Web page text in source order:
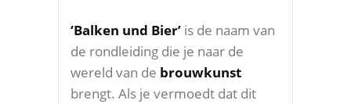
‘Balken und Bier’ is de naam van
de rondleiding die je naar de
wereld van de brouwkunst
brengt. Als je vermoedt dat dit